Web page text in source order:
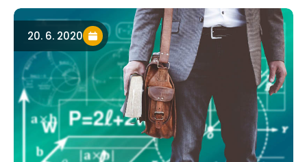
20. 6. 2020